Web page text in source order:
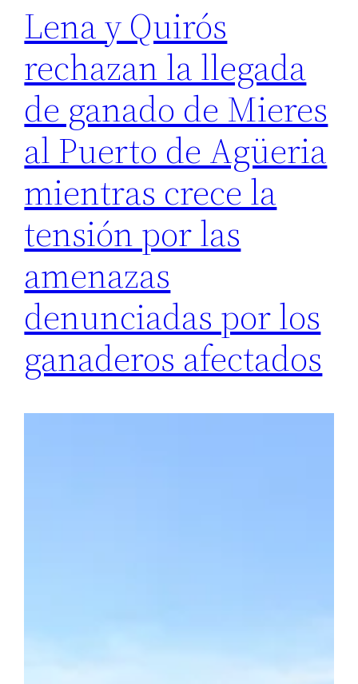
Lena y Quirós
rechazan la llegada
de ganado de Mieres
al Puerto de Agüeria
mientras crece la
tensión por las
amenazas
denunciadas por los
ganaderos afectados